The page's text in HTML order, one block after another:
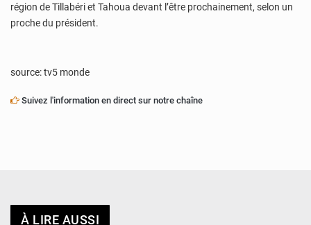
région de Tillabéri et Tahoua devant l’être prochainement, selon un
proche du président.
source: tv5 monde
Suivez l'information en direct sur notre chaîne
À LIRE AUSSI